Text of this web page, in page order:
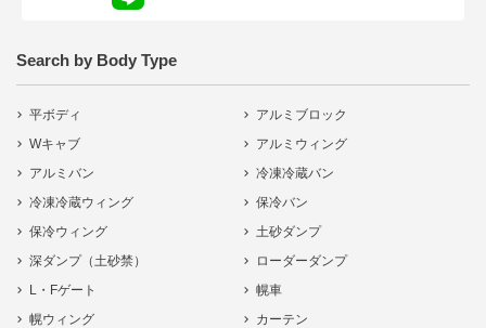
Search by Body Type
平ボディ
アルミブロック
Wキャブ
アルミウィング
アルミバン
冷凍冷蔵バン
冷凍冷蔵ウィング
保冷バン
保冷ウィング
土砂ダンプ
深ダンプ（土砂禁）
ローダーダンプ
L・Fゲート
幌車
幌ウィング
カーテン